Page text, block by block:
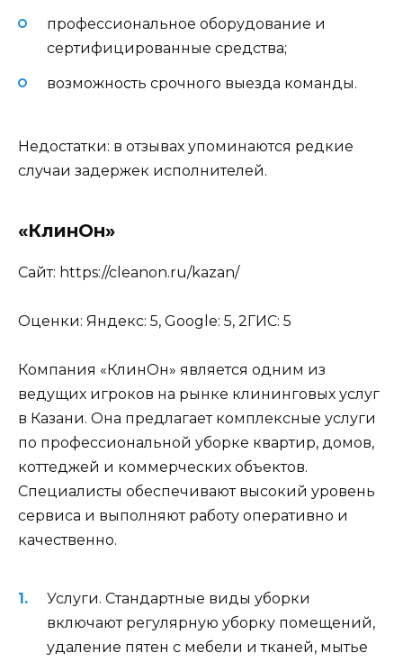
профессиональное оборудование и
сертифицированные средства;
возможность срочного выезда команды.
Недостатки: в отзывах упоминаются редкие
случаи задержек исполнителей.
«КлинОн»
Сайт: https://cleanon.ru/kazan/
Оценки: Яндекс: 5, Google: 5, 2ГИС: 5
Компания «КлинОн» является одним из
ведущих игроков на рынке клининговых услуг
в Казани. Она предлагает комплексные услуги
по профессиональной уборке квартир, домов,
коттеджей и коммерческих объектов.
Специалисты обеспечивают высокий уровень
сервиса и выполняют работу оперативно и
качественно.
Услуги. Стандартные виды уборки
включают регулярную уборку помещений,
удаление пятен с мебели и тканей, мытье